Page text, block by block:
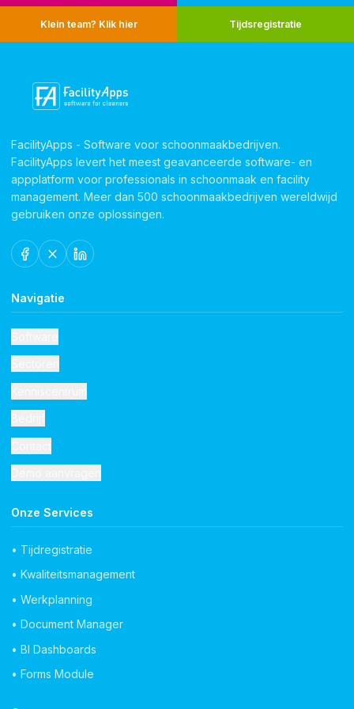
Klein team? Klik hier Tijdsregistratie
FacilityApps - Software voor schoonmaakbedrijven.
FacilityApps levert het meest geavanceerde software- en
appplatform voor professionals in schoonmaak en facility
management. Meer dan 500 schoonmaakbedrijven wereldwijd
gebruiken onze oplossingen.
Navigatie
Onze Services
• Tijdregistratie
• Kwaliteitsmanagement
• Werkplanning
• Document Manager
• BI Dashboards
• Forms Module